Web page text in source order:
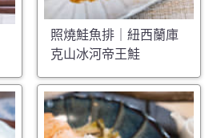
照燒鮭魚排｜紐西蘭庫
克山冰河帝王鮭